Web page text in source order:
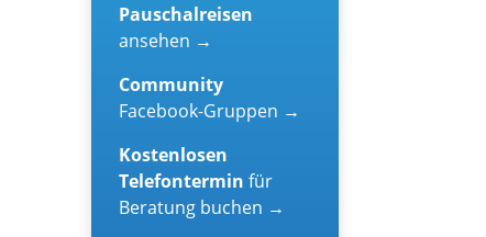
Pauschalreisen
ansehen →
Community
Facebook-Gruppen →
Kostenlosen
Telefonterminfür
Beratung buchen →